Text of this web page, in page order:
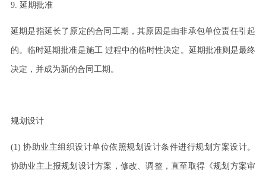
9. 延期批准
延期是指延长了原定的合同工期，其原因是由非承包单位责任引起
的。临时延期批准是施工 过程中的临时性决定。延期批准则是最终
决定，并成为新的合同工期。
规划设计
(1)协助业主组织设计单位依照规划设计条件进行规划方案设计。
协助业主上报规划设计方案，修改、调整，直至取得《规划方案审